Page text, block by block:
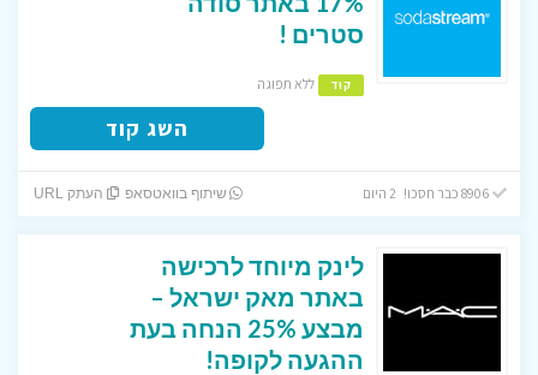
סטרים !
קוד ללא תפוגה
השג קוד
8906 כבר חסכו! 2 היום שיתוף בוואטסאפ העתק URL
לינק מיוחד לרכישה
באתר מאק ישראל –
מבצע 25% הנחה בעת
ההגעה לקופה!